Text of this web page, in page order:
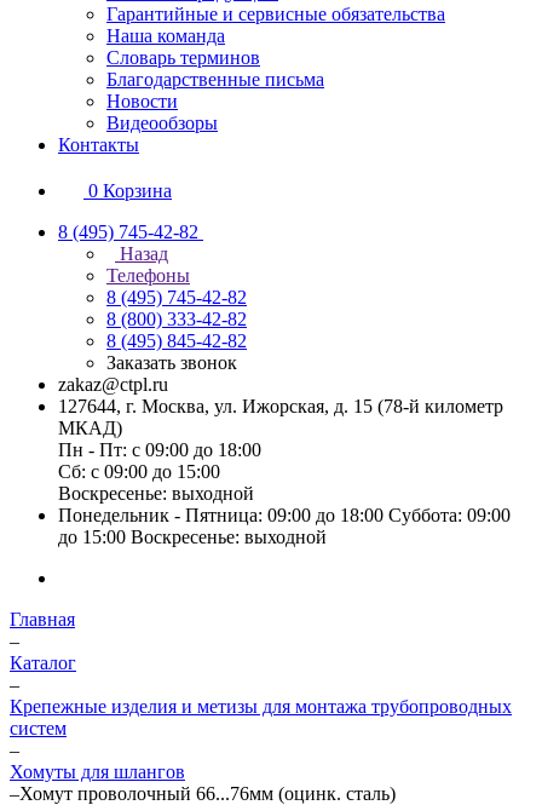
Гарантийные и сервисные обязательства
Наша команда
Словарь терминов
Благодарственные письма
Новости
Видеообзоры
Контакты
0 Корзина
8 (495) 745-42-82
Назад
Телефоны
8 (495) 745-42-82
8 (800) 333-42-82
8 (495) 845-42-82
Заказать звонок
zakaz@ctpl.ru
127644, г. Москва, ул. Ижорская, д. 15 (78-й километр
МКАД)
Пн - Пт: с 09:00 до 18:00
Сб: с 09:00 до 15:00
Воскресенье: выходной
Понедельник - Пятница: 09:00 до 18:00 Суббота: 09:00
до 15:00 Воскресенье: выходной
Главная
–
Каталог
–
Крепежные изделия и метизы для монтажа трубопроводных
систем
–
Хомуты для шлангов
–Хомут проволочный 66...76мм (оцинк. сталь)